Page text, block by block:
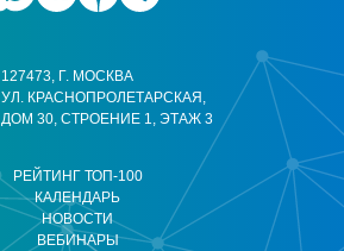
РЕЙТИНГ ТОП-100
КАЛЕНДАРЬ
НОВОСТИ
ВЕБИНАРЫ
127473, Г. МОСКВА
УЛ. КРАСНОПРОЛЕТАРСКАЯ,
ДОМ 30, СТРОЕНИЕ 1, ЭТАЖ 3